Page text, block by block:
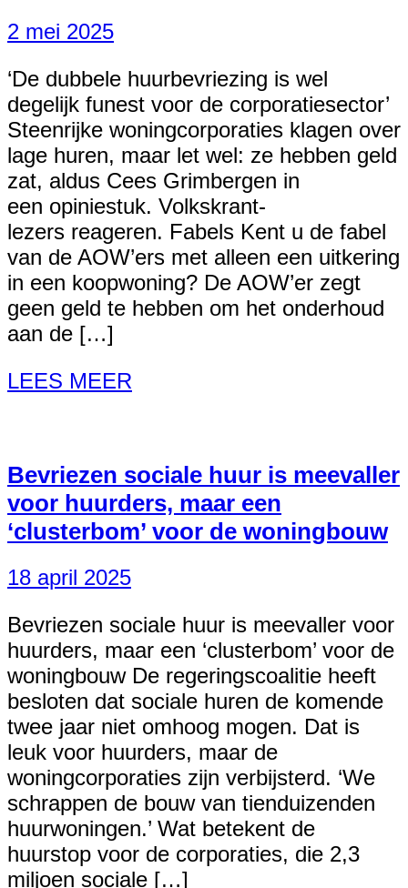
2 mei 2025
‘De dubbele huurbevriezing is wel
degelijk funest voor de corporatiesector’
Steenrijke woningcorporaties klagen over
lage huren, maar let wel: ze hebben geld
zat, aldus Cees Grimbergen in
een opiniestuk. Volkskrant-
lezers reageren. Fabels Kent u de fabel
van de AOW’ers met alleen een uitkering
in een koopwoning? De AOW’er zegt
geen geld te hebben om het onderhoud
aan de […]
LEES MEER
Bevriezen sociale huur is meevaller
voor huurders, maar een
‘clusterbom’ voor de woningbouw
18 april 2025
Bevriezen sociale huur is meevaller voor
huurders, maar een ‘clusterbom’ voor de
woningbouw De regeringscoalitie heeft
besloten dat sociale huren de komende
twee jaar niet omhoog mogen. Dat is
leuk voor huurders, maar de
woningcorporaties zijn verbijsterd. ‘We
schrappen de bouw van tienduizenden
huurwoningen.’ Wat betekent de
huurstop voor de corporaties, die 2,3
miljoen sociale […]